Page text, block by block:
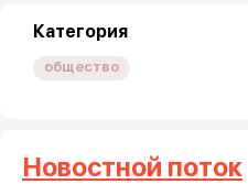
Категория
общество
Новостной поток